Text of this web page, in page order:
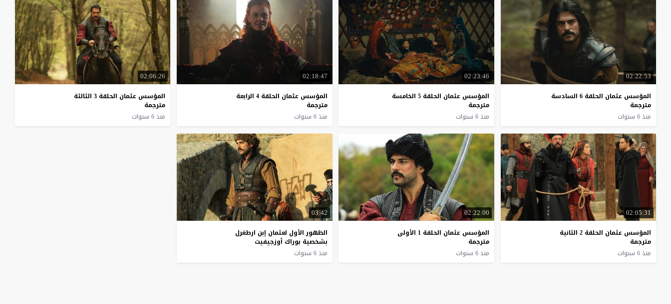
02:22:53
المؤسس عثمان الحلقة 6 السادسة
مترجمة
منذ 6 سنوات
02:23:46
المؤسس عثمان الحلقة 5 الخامسة
مترجمة
منذ 6 سنوات
02:18:47
المؤسس عثمان الحلقة 4 الرابعة
مترجمة
منذ 6 سنوات
02:06:26
المؤسس عثمان الحلقة 3 الثالثة
مترجمة
منذ 6 سنوات
02:05:31
المؤسس عثمان الحلقة 2 الثانية
مترجمة
منذ 6 سنوات
02:22:00
المؤسس عثمان الحلقة 1 الأولى
مترجمة
منذ 6 سنوات
03:42
الظهور الأول لعثمان إبن ارطغرل
بشخصية بوراك أوزجيفيت
منذ 6 سنوات